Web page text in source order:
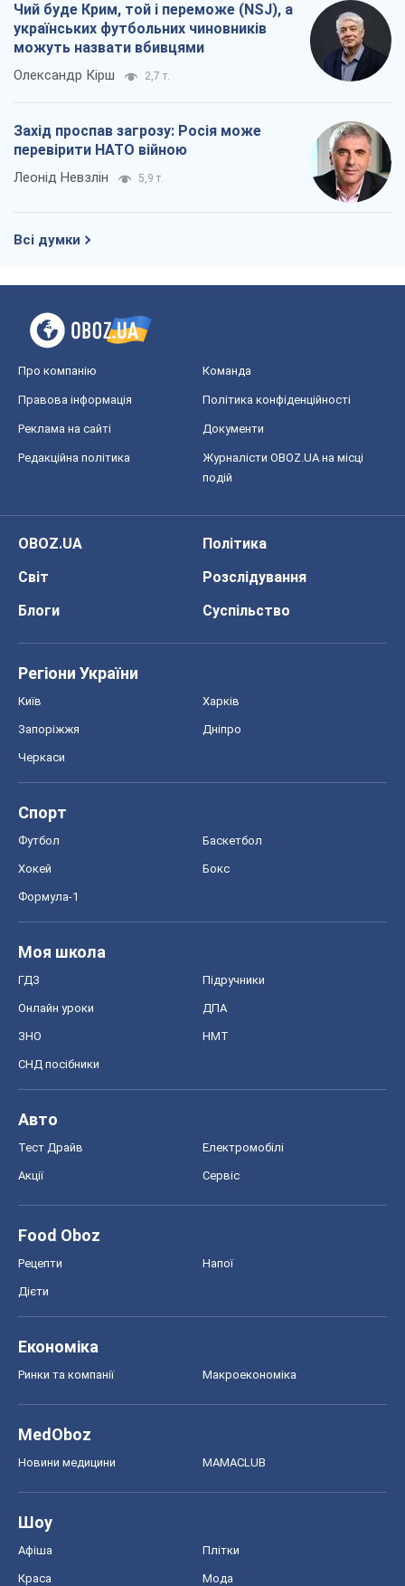
Чий буде Крим, той і переможе (NSJ), а
українських футбольних чиновників
можуть назвати вбивцями
Олександр Кірш 2,7 т.
Захід проспав загрозу: Росія може
перевірити НАТО війною
Леонід Невзлін 5,9 т.
Всі думки
Про компанію Команда
Правова інформація Політика конфіденційності
Реклама на сайті Документи
Редакційна політика
Журналісти OBOZ.UA на місці
подій
OBOZ.UA
Політика
Світ
Розслідування
Блоги
Суспільство
Регіони України
Київ Харків
Запоріжжя Дніпро
Черкаси
Спорт
Футбол Баскетбол
Хокей Бокс
Формула-1
Моя школа
ГДЗ Підручники
Онлайн уроки ДПА
ЗНО НМТ
СНД посібники
Авто
Тест Драйв Електромобілі
Акції Сервіс
Food Oboz
Рецепти Напої
Дієти
Економіка
Ринки та компанії Макроекономіка
MedOboz
Новини медицини MAMACLUB
Шоу
Афіша Плітки
Краса Мода